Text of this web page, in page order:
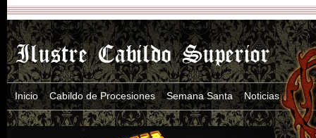
Inicio Cabildo de Procesiones Semana Santa Noticias